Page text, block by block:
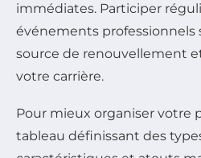
immédiates. Participer
événements professionnels
source de renouvellement
votre carrière.
Pour mieux organiser votre
tableau définissant des